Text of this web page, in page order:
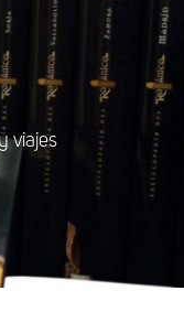
viajes